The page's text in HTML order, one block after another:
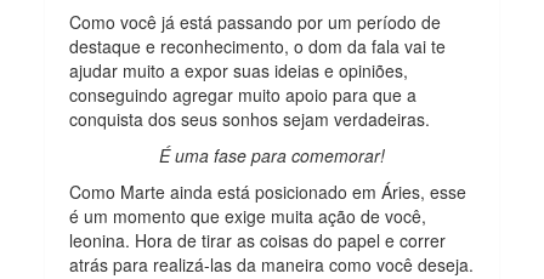
Como você já está passando por um período de
destaque e reconhecimento, o dom da fala vai te
ajudar muito a expor suas ideias e opiniões,
conseguindo agregar muito apoio para que a
conquista dos seus sonhos sejam verdadeiras.
É uma fase para comemorar!
Como Marte ainda está posicionado em Áries, esse
é um momento que exige muita ação de você,
leonina. Hora de tirar as coisas do papel e correr
atrás para realizá-las da maneira como você deseja.